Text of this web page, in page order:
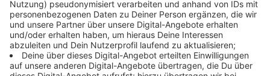
einfach fünf Dinge in die Hand gedrückt, zu denen er
das erzählt, was ihm als Erstes einfällt. Keine
Standardantworten, keine Promotionaussagen -
sondern ganz persönliche Geschichten - das ist „Fünf
für"!